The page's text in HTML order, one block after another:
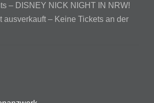
– DISNEY NICK NIGHT IN NRW!
ausverkauft – Keine Tickets an der